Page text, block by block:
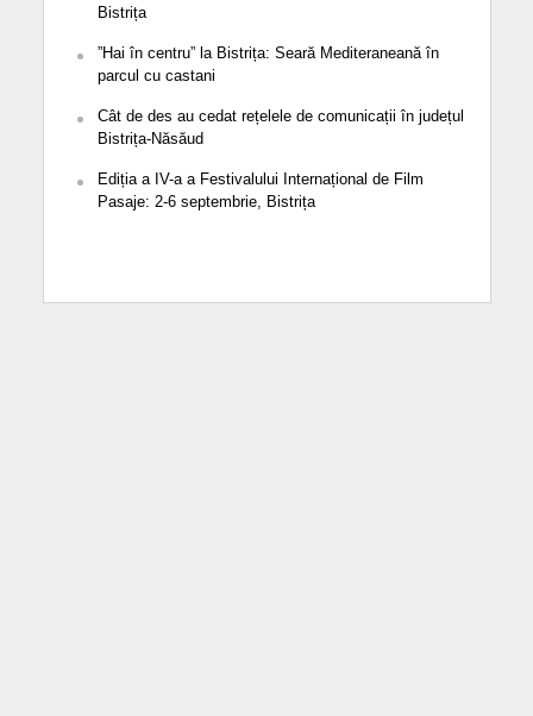
Bistrița
”Hai în centru” la Bistrița: Seară Mediteraneană în
parcul cu castani
Cât de des au cedat rețelele de comunicații în județul
Bistrița-Năsăud
Ediția a IV-a a Festivalului Internațional de Film
Pasaje: 2-6 septembrie, Bistrița